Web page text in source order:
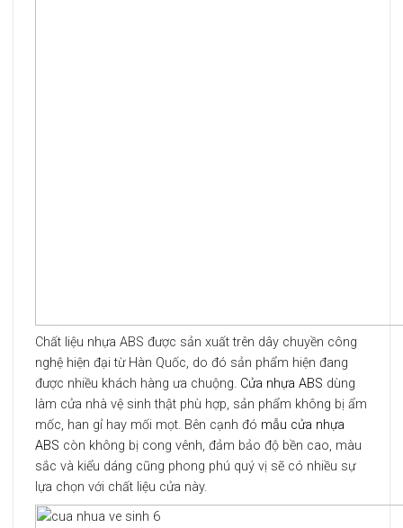
Chất liệu nhựa ABS được sản xuất trên dây chuyền công
nghệ hiện đại từ Hàn Quốc, do đó sản phẩm hiện đang
được nhiều khách hàng ưa chuộng. Cửa nhựa ABS dùng
làm cửa nhà vệ sinh thật phù hợp, sản phẩm không bị ẩm
mốc, han gỉ hay mối mọt. Bên cạnh đó mẫu cửa nhựa
ABS còn không bị cong vênh, đảm bảo độ bền cao, màu
sắc và kiểu dáng cũng phong phú quý vị sẽ có nhiều sự
lựa chọn với chất liệu cửa này.